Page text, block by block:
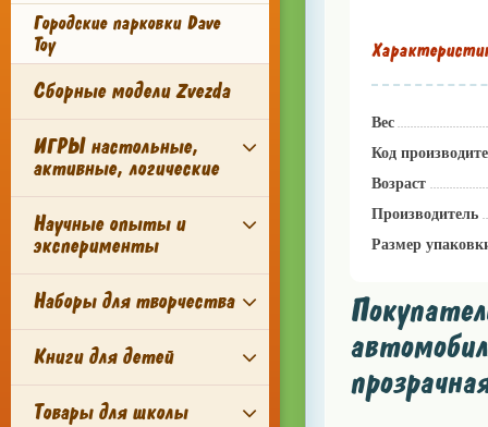
Городские парковки Dave
Toy
Сборные модели Zvezda
ИГРЫ настольные,
активные, логические
Научные опыты и
эксперименты
Наборы для творчества
Книги для детей
Товары для школы
Вес
Код
Возраст
Производитель
Размер